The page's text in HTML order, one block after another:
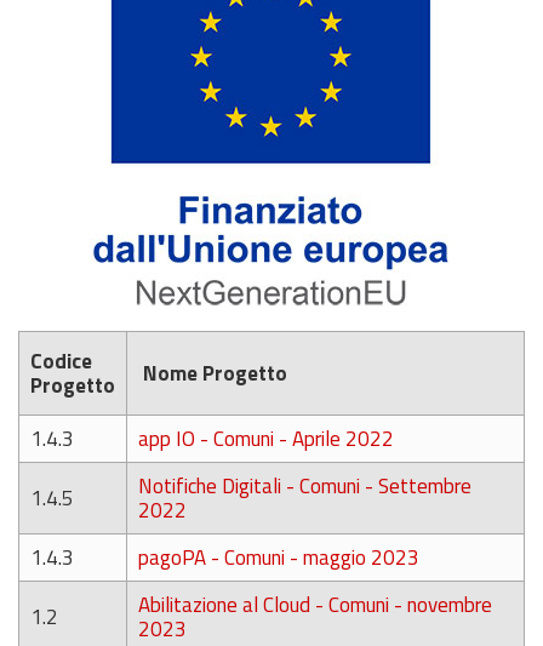
Codice
Progetto Nome Progetto
1.4.3
app IO - Comuni - Aprile 2022
1.4.5
Notifiche Digitali - Comuni - Settembre
2022
1.4.3
pagoPA - Comuni - maggio 2023
1.2
Abilitazione al Cloud - Comuni - novembre
2023